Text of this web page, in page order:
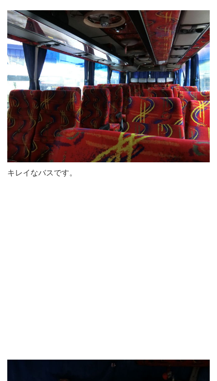
キレイなバスです。